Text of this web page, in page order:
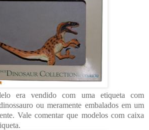
era vendido com uma etiqueta com
ou meramente embalados em um
Vale comentar que modelos com caixa